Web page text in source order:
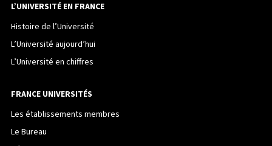
L’UNIVERSITÉ EN FRANCE
Histoire de l’Université
L’Université aujourd’hui
L’Université en chiffres
FRANCE UNIVERSITÉS
Les établissements membres
Le Bureau